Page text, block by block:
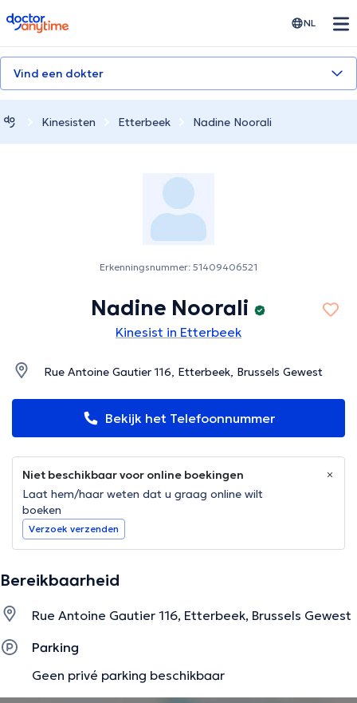
doctoranytime NL
Vind een dokter
Kinesisten Etterbeek Nadine Noorali
Erkenningsnummer: 51409406521
Nadine Noorali
Kinesist in Etterbeek
Rue Antoine Gautier 116, Etterbeek, Brussels Gewest
Bekijk het Telefoonnummer
Niet beschikbaar voor online boekingen
Laat hem/haar weten dat u graag online wilt
boeken
Verzoek verzenden
Bereikbaarheid
Rue Antoine Gautier 116, Etterbeek, Brussels Gewest
Parking
Geen privé parking beschikbaar